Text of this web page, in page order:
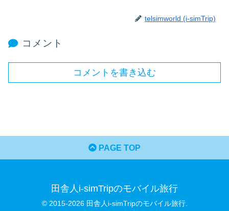
telsimworld (i-simTrip)
コメント
コメントを書き込む
PAGE TOP
田舎人i-simTripのモバイル旅行
© 2015-2026 田舎人i-simTripのモバイル旅行.